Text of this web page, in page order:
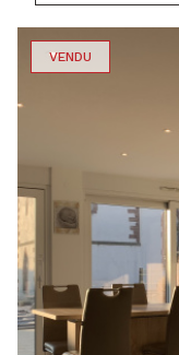
VENDU